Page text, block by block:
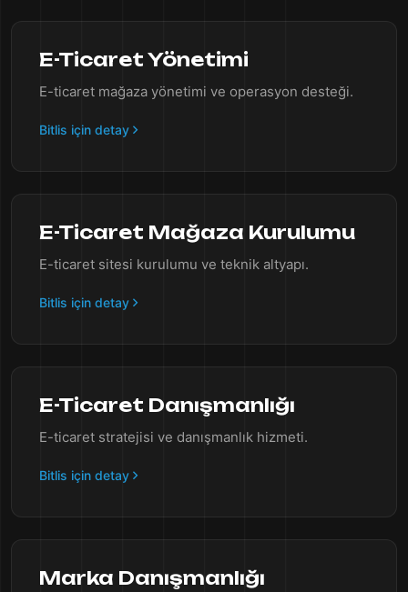
E-Ticaret Yönetimi
E-ticaret mağaza yönetimi ve operasyon desteği.
Bitlis için detay
E-Ticaret Mağaza Kurulumu
E-ticaret sitesi kurulumu ve teknik altyapı.
Bitlis için detay
E-Ticaret Danışmanlığı
E-ticaret stratejisi ve danışmanlık hizmeti.
Bitlis için detay
Marka Danışmanlığı